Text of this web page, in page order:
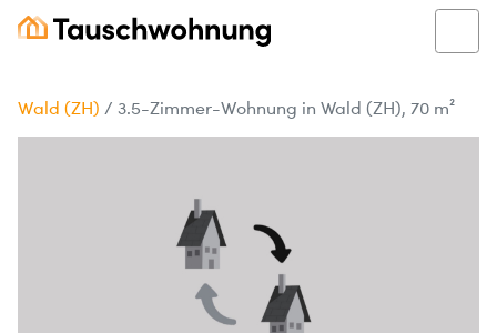
Wald (ZH) / 3.5-Zimmer-Wohnung in Wald (ZH), 70 m²